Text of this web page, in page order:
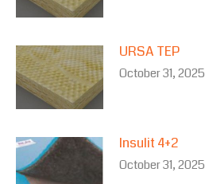
URSA TEP
October 31, 2025
Insulit 4+2
October 31, 2025